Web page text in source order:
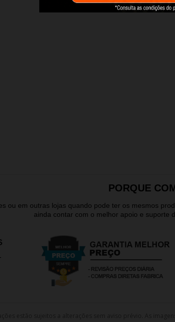
PORQUE
ou em outras lojas quando pode ter os mesmos
ainda contar com o melhor apoio e suporte